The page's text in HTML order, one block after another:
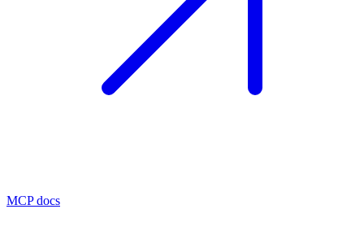
MCP docs